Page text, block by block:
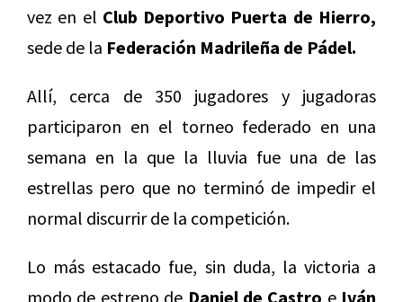
vez en el Club Deportivo Puerta de Hierro,
sede de la Federación Madrileña de Pádel.
Allí, cerca de 350 jugadores y jugadoras
participaron en el torneo federado en una
semana en la que la lluvia fue una de las
estrellas pero que no terminó de impedir el
normal discurrir de la competición.
Lo más estacado fue, sin duda, la victoria a
modo de estreno de Daniel de Castro e Iván